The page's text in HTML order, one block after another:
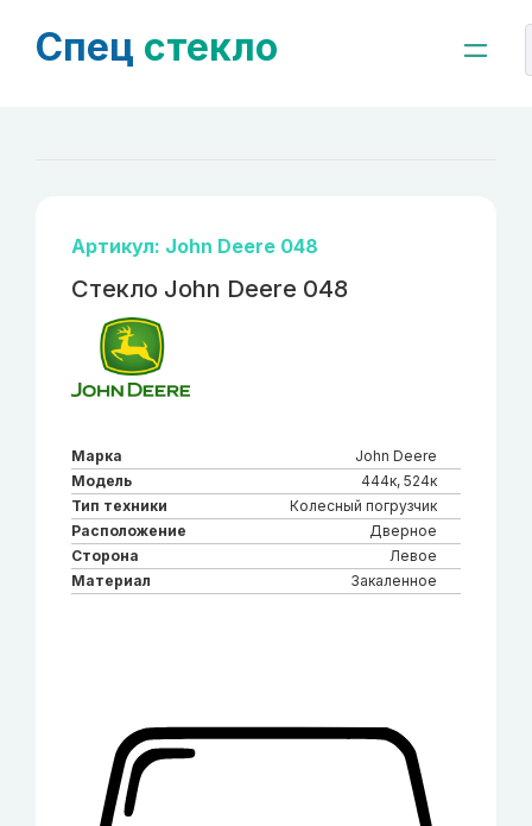
Спец стекло
Артикул: John Deere 048
Стекло John Deere 048
Марка
John Deere
Модель
444к, 524к
Тип техники
Колесный погрузчик
Расположение
Дверное
Сторона
Левое
Материал
Закаленное